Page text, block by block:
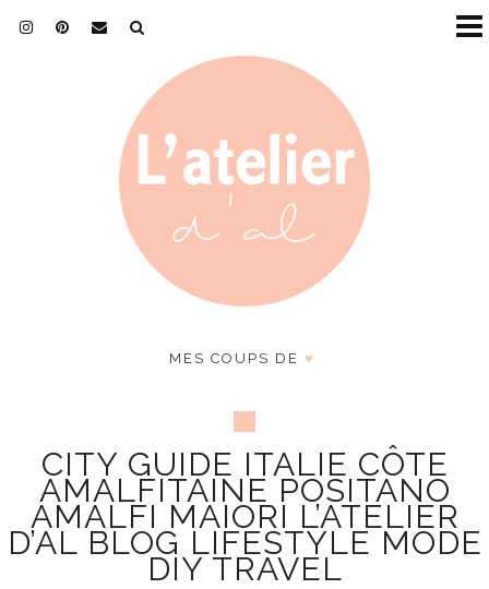
MES COUPS DE ♥
CITY GUIDE ITALIE CÔTE
AMALFITAINE POSITANO
AMALFI MAIORI L’ATELIER
D’AL BLOG LIFESTYLE MODE
DIY TRAVEL